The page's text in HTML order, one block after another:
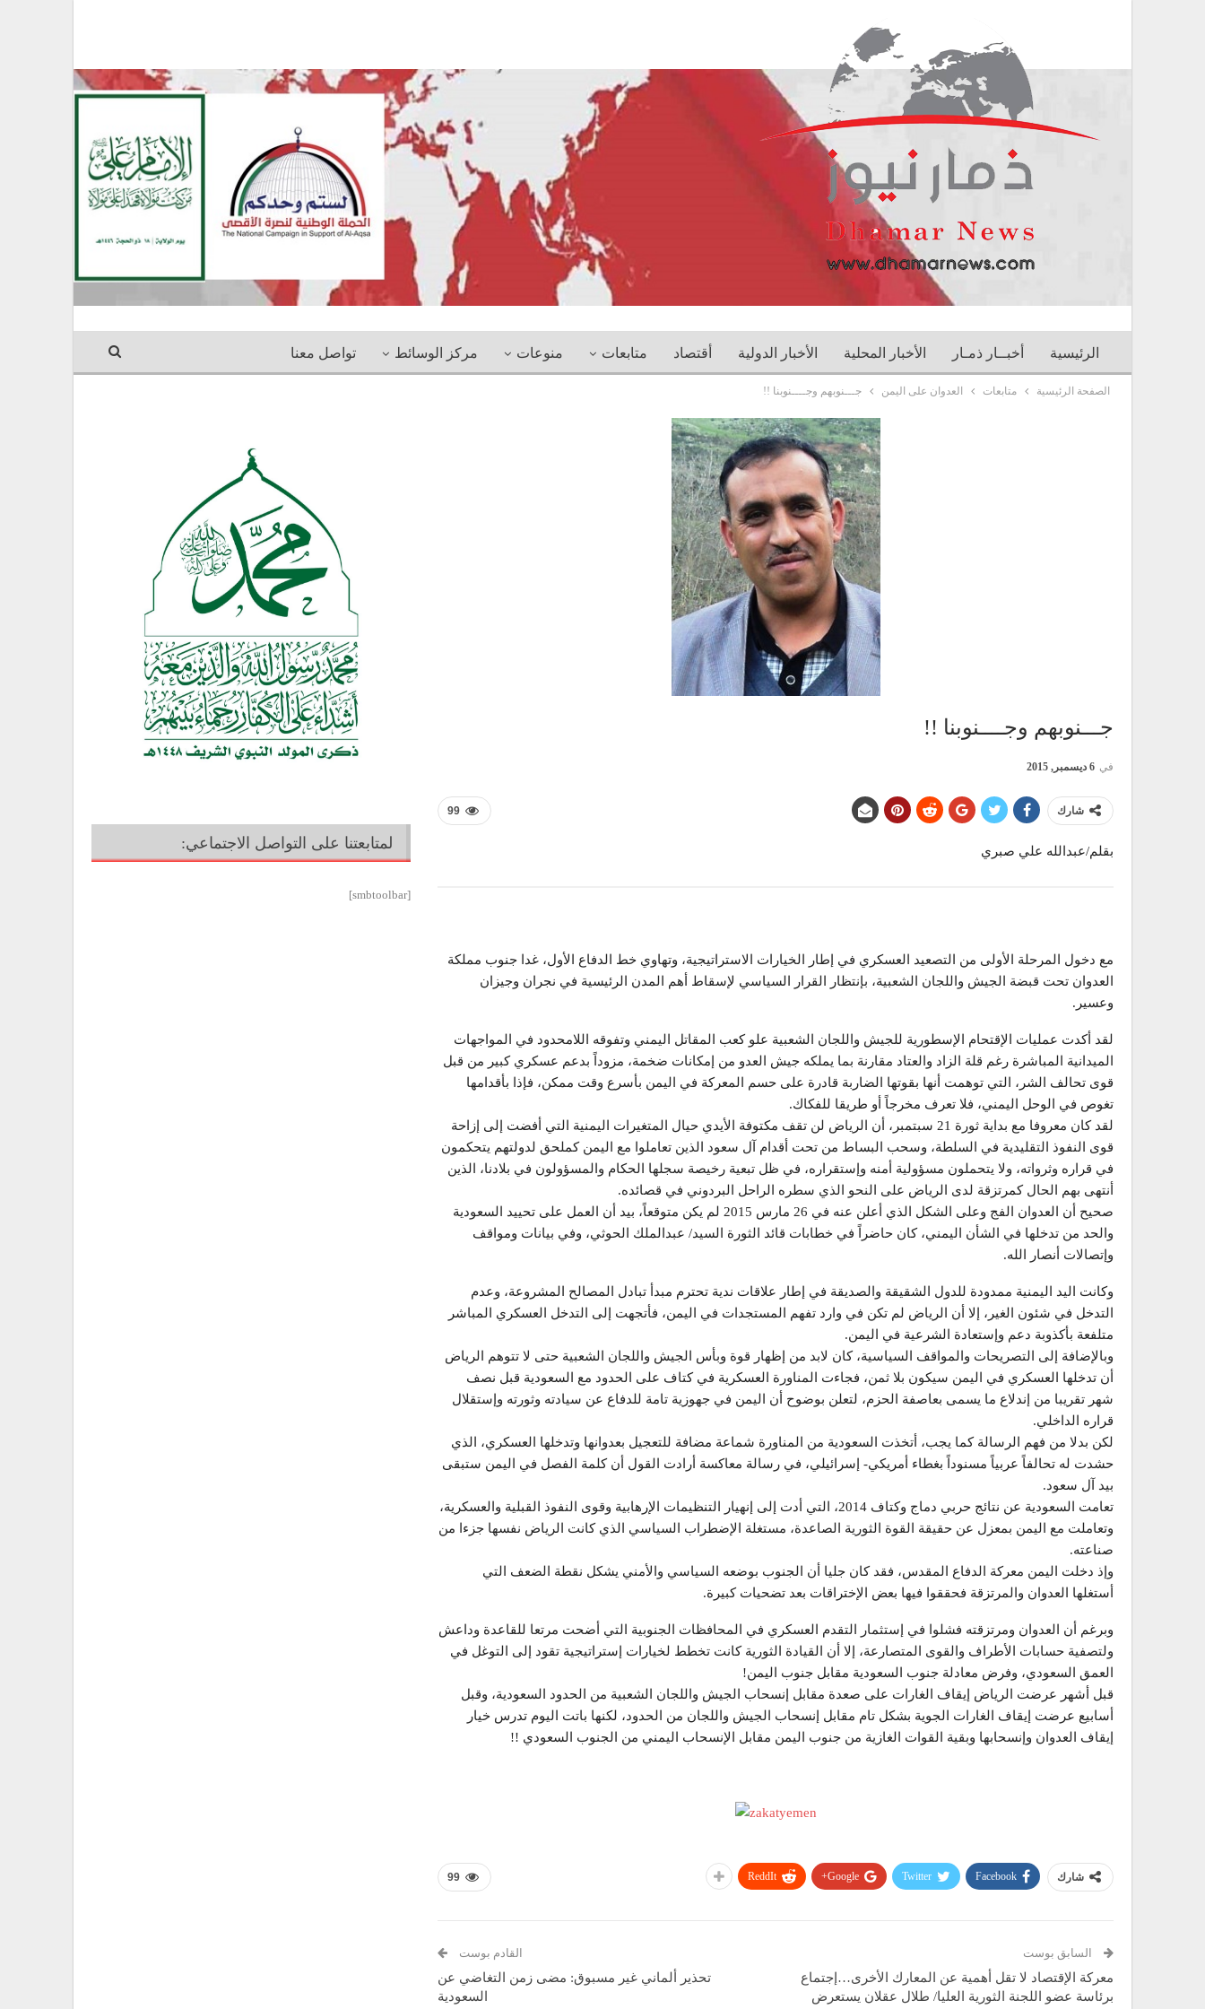
الرئيسية أخبــار ذمـار الأخبار المحلية الأخبار الدولية أقتصاد متابعات منوعات مركز الوسائط تواصل معنا
الصفحة الرئيسية متابعات العدوان على اليمن جـــنوبهم وجــــنوبنا !!
جـــنوبهم وجــــنوبنا !!
في 6 ديسمبر, 2015
99 شارك
بقلم/عبدالله علي صبري
مع دخول المرحلة الأولى من التصعيد العسكري في إطار الخيارات الاستراتيجية، وتهاوي خط الدفاع الأول، غدا جنوب مملكة
العدوان تحت قبضة الجيش واللجان الشعبية، بإنتظار القرار السياسي لإسقاط أهم المدن الرئيسية في نجران وجيزان
وعسير.
لقد أكدت عمليات الإقتحام الإسطورية للجيش واللجان الشعبية علو كعب المقاتل اليمني وتفوقه اللامحدود في المواجهات
الميدانية المباشرة رغم قلة الزاد والعتاد مقارنة بما يملكه جيش العدو من إمكانات ضخمة، مزوداً بدعم عسكري كبير من قبل
قوى تحالف الشر، التي توهمت أنها بقوتها الضاربة قادرة على حسم المعركة في اليمن بأسرع وقت ممكن، فإذا بأقدامها
تغوص في الوحل اليمني، فلا تعرف مخرجاً أو طريقا للفكاك.
لقد كان معروفا مع بداية ثورة 21 سبتمبر، أن الرياض لن تقف مكتوفة الأيدي حيال المتغيرات اليمنية التي أفضت إلى إزاحة
قوى النفوذ التقليدية في السلطة، وسحب البساط من تحت أقدام آل سعود الذين تعاملوا مع اليمن كملحق لدولتهم يتحكمون
في قراره وثرواته، ولا يتحملون مسؤولية أمنه وإستقراره، في ظل تبعية رخيصة سجلها الحكام والمسؤولون في بلادنا، الذين
أنتهى بهم الحال كمرتزقة لدى الرياض على النحو الذي سطره الراحل البردوني في قصائده.
صحيح أن العدوان الفج وعلى الشكل الذي أعلن عنه في 26 مارس 2015 لم يكن متوقعاً، بيد أن العمل على تحييد السعودية
والحد من تدخلها في الشأن اليمني، كان حاضراً في خطابات قائد الثورة السيد/ عبدالملك الحوثي، وفي بيانات ومواقف
وإتصالات أنصار الله.
وكانت اليد اليمنية ممدودة للدول الشقيقة والصديقة في إطار علاقات ندية تحترم مبدأ تبادل المصالح المشروعة، وعدم
التدخل في شئون الغير، إلا أن الرياض لم تكن في وارد تفهم المستجدات في اليمن، فأتجهت إلى التدخل العسكري المباشر
متلفعة بأكذوبة دعم وإستعادة الشرعية في اليمن.
وبالإضافة إلى التصريحات والمواقف السياسية، كان لابد من إظهار قوة وبأس الجيش واللجان الشعبية حتى لا تتوهم الرياض
أن تدخلها العسكري في اليمن سيكون بلا ثمن، فجاءت المناورة العسكرية في كتاف على الحدود مع السعودية قبل نصف
شهر تقريبا من إندلاع ما يسمى بعاصفة الحزم، لتعلن بوضوح أن اليمن في جهوزية تامة للدفاع عن سيادته وثورته وإستقلال
قراره الداخلي.
لكن بدلا من فهم الرسالة كما يجب، أتخذت السعودية من المناورة شماعة مضافة للتعجيل بعدوانها وتدخلها العسكري، الذي
حشدت له تحالفاً عربياً مسنوداً بغطاء أمريكي- إسرائيلي، في رسالة معاكسة أرادت القول أن كلمة الفصل في اليمن ستبقى
بيد آل سعود.
تعامت السعودية عن نتائج حربي دماج وكتاف 2014، التي أدت إلى إنهيار التنظيمات الإرهابية وقوى النفوذ القبلية والعسكرية،
وتعاملت مع اليمن بمعزل عن حقيقة القوة الثورية الصاعدة، مستغلة الإضطراب السياسي الذي كانت الرياض نفسها جزءا من
صناعته.
وإذ دخلت اليمن معركة الدفاع المقدس، فقد كان جليا أن الجنوب بوضعه السياسي والأمني يشكل نقطة الضعف التي
أستغلها العدوان والمرتزقة فحققوا فيها بعض الإختراقات بعد تضحيات كبيرة.
وبرغم أن العدوان ومرتزقته فشلوا في إستثمار التقدم العسكري في المحافظات الجنوبية التي أضحت مرتعا للقاعدة وداعش
ولتصفية حسابات الأطراف والقوى المتصارعة، إلا أن القيادة الثورية كانت تخطط لخيارات إستراتيجية تقود إلى التوغل في
العمق السعودي، وفرض معادلة جنوب السعودية مقابل جنوب اليمن!
قبل أشهر عرضت الرياض إيقاف الغارات على صعدة مقابل إنسحاب الجيش واللجان الشعبية من الحدود السعودية، وقبل
أسابيع عرضت إيقاف الغارات الجوية بشكل تام مقابل إنسحاب الجيش واللجان من الحدود، لكنها باتت اليوم تدرس خيار
إيقاف العدوان وإنسحابها وبقية القوات الغازية من جنوب اليمن مقابل الإنسحاب اليمني من الجنوب السعودي !!
99 شارك Facebook
Twitter
Google+
ReddIt
السابق بوست
معركة الإقتصاد لا تقل أهمية عن المعارك الأخرى…إجتماع
برئاسة عضو اللجنة الثورية العليا/ طلال عقلان يستعرض
القادم بوست
تحذير ألماني غير مسبوق: مضى زمن التغاضي عن
السعودية
لمتابعتنا على التواصل الاجتماعي:
[smbtoolbar]